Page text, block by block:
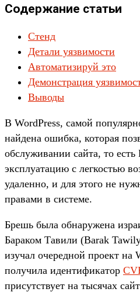
Содержание статьи
Стенд
Детали уязвимости
Автоматизируй это
Демонстрация
Выводы
В WordPress, самой
найдена ошибка, которая
обслуживании сайта, то
эксплуатацию с легкостью
удаленно, и для этого не
правами в системе.
Брешь была обнаружена
Бараком Тавили (Barak
изучал очередной проект на
получила идентификатор
присутствует на тысячах